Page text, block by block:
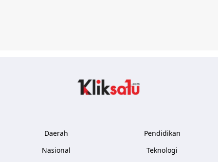
Daerah
Nasional
Pendidikan
Teknologi